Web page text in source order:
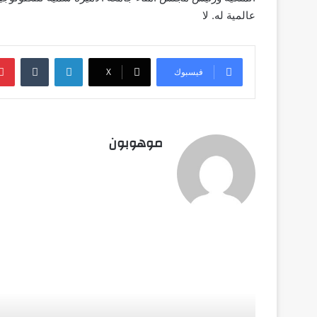
عالمية له. لا
فيسبوك ‫X
لينكدإن
موهوبون